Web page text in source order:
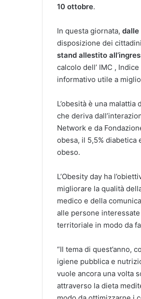
10 ottobre.
In questa giornata, dalle
disposizione dei
stand allestito
calcolo dell’ IMC ,
informativo utile a
L’obesità è una
che deriva
Network e da
obesa, il 5,5%
obeso.
L’Obesity day ha
migliorare la qualità
medico e della
alle persone
territoriale in modo da
“Il tema di quest’anno,
igiene pubblica e
vuole ancora una volta
attraverso la dieta